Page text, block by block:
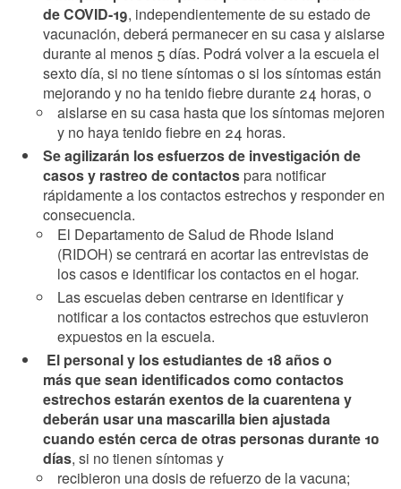
de COVID-19, independientemente de su estado de
vacunación, deberá permanecer en su casa y aislarse
durante al menos 5 días. Podrá volver a la escuela el
sexto día, si no tiene síntomas o si los síntomas están
mejorando y no ha tenido fiebre durante 24 horas, o
aislarse en su casa hasta que los síntomas mejoren
y no haya tenido fiebre en 24 horas.
Se agilizarán los esfuerzos de investigación de
casos y rastreo de contactospara notificar
rápidamente a los contactos estrechos y responder en
consecuencia.
El Departamento de Salud de Rhode Island
(RIDOH) se centrará en acortar las entrevistas de
los casos e identificar los contactos en el hogar.
Las escuelas deben centrarse en identificar y
notificar a los contactos estrechos que estuvieron
expuestos en la escuela.
El personal y los estudiantes de 18 años o
másque sean identificados como contactos
estrechos estarán exentos de la cuarentena y
deberán usar una mascarilla bien ajustada
cuando estén cerca de otras personas durante 10
días, si no tienen síntomas y
recibieron una dosis de refuerzo de la vacuna;